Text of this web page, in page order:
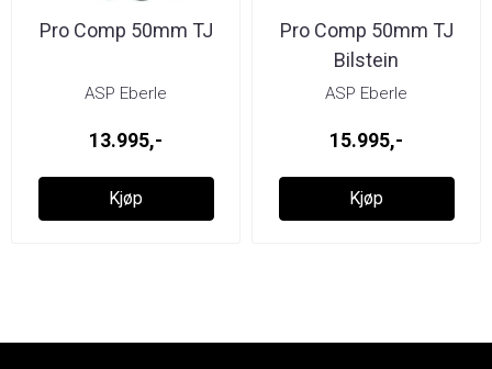
Pro Comp 50mm TJ
ASP Eberle
13.995,-
Kjøp
Pro Comp 50mm TJ
Bilstein
ASP Eberle
15.995,-
Kjøp